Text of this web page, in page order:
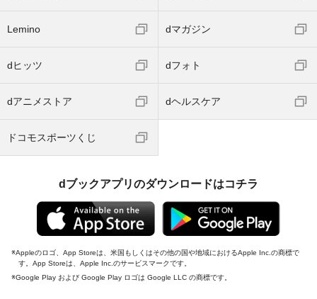
Lemino dマガジン
dヒッツ dフォト
dアニメストア dヘルスケア
ドコモスポーツくじ
dブックアプリのダウンロードはコチラ
Appleのロゴ、App Storeは、米国もしくはその他の国や地域におけるApple Inc.の商標で
す。App Storeは、Apple Inc.のサービスマークです。
Google Play および Google Play ロゴは Google LLC の商標です。